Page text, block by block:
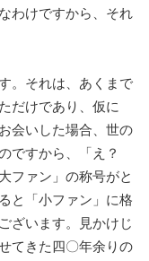
わけですから、それ
。それは、あくまで
だけであり、仮に
会いした場合、世の
ですから、「え？
ファン」の称号がと
と「小ファン」に格
ざいます。見かけじ
てきた四〇年余りの